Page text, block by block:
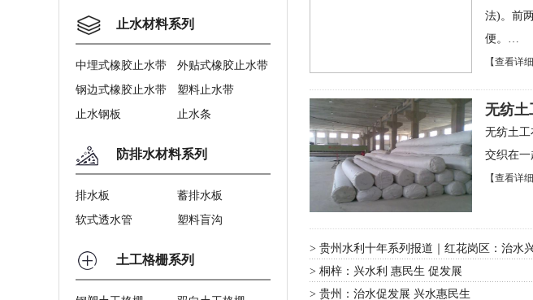
止水材料系列
中埋式橡胶止水带
外贴式橡胶止水带
钢边式橡胶止水带
塑料止水带
止水钢板
止水条
防排水材料系列
排水板
蓄排水板
软式透水管
塑料盲沟
土工格栅系列
法)。前
便。…
【查看详细
无纺
无纺土
交织在
【查看详细
> 贵州水利十年系列报道｜红花岗区：治水
> 桐梓：兴水利 惠民生 促发展
> 贵州：治水促发展 兴水惠民生